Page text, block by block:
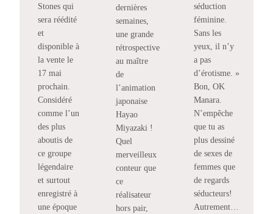
Stones qui
sera réédité
et
disponible à
la vente le
17 mai
prochain.
Considéré
comme l’un
des plus
aboutis de
ce groupe
légendaire
et surtout
enregistré à
une époque
dernières
semaines,
une grande
rétrospective
au maître
de
l’animation
japonaise
Hayao
Miyazaki !
Quel
merveilleux
conteur que
ce
réalisateur
hors pair,
séduction
féminine.
Sans les
yeux, il n’y
a pas
d’érotisme. »
Bon, OK
Manara.
N’empêche
que tu as
plus dessiné
de sexes de
femmes que
de regards
séducteurs!
Autrement…